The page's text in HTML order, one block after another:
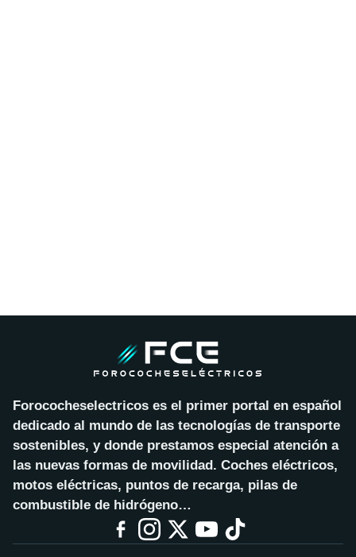
Forococheselectricos es el primer portal en español
dedicado al mundo de las tecnologías de transporte
sostenibles, y donde prestamos especial atención a
las nuevas formas de movilidad. Coches eléctricos,
motos eléctricas, puntos de recarga, pilas de
combustible de hidrógeno…